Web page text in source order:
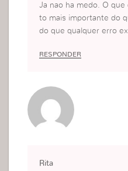
Ja nao ha medo. O
to mais importante do
do que qualquer erro
RESPONDER
Rita